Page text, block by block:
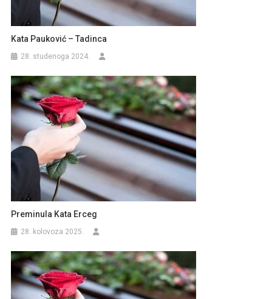
Kata Pauković – Tadinca
28. studenoga 2024.
Preminula Kata Erceg
28. kolovoza 2025.